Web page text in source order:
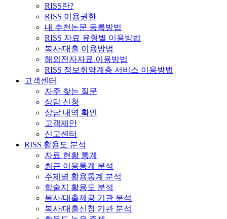
RISS란?
RISS 이용권한
내 추천논문 등록방법
RISS 자료 유형별 이용방법
복사/대출 이용방법
해외전자자료 이용방법
RISS 정보취약계층 서비스 이용방법
고객센터
자주 찾는 질문
상담 신청
상담 내역 확인
고객제안
신고센터
RISS 활용도 분석
자료 현황 통계
최근 이용통계 분석
주제별 활용통계 분석
학술지 활용도 분석
복사/대출제공 기관 분석
복사/대출신청 기관 분석